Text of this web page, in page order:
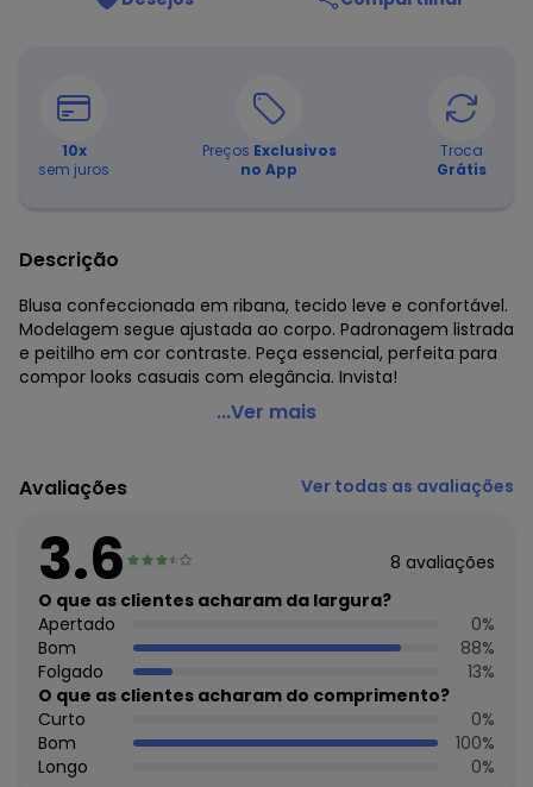
10x
sem juros
Preços Exclusivos
no App
Troca
Grátis
Descrição
Blusa confeccionada em ribana, tecido leve e confortável.
Modelagem segue ajustada ao corpo. Padronagem listrada
e peitilho em cor contraste. Peça essencial, perfeita para
compor looks casuais com elegância. Invista!
Malwee - Blusa Justa em Ribana Listrada Preto
Modelagem: Justa
Comprimento da Manga: Longa
Fornecedor: MALWEE MALHAS LTDA / CNPJ 84.429.737/0001-
Feito: Brasil
Cuidados para conservação do produto: Temperatura
máxima de lavagem 30C. Não alvejar. Não passar sobre a
estampa.
Tecido: Ribana Listrada
Composição: Algodão 85% Como Mínimo
Histórico de preços
...Ver mais
Avaliações Ver todas as avaliações
3.6 8 avaliações
O que as clientes acharam da largura?
Apertado
0%
Bom
88%
Folgado
13%
O que as clientes acharam do comprimento?
Curto
0%
Bom
100%
Longo
0%